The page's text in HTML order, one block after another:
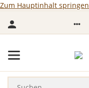
Zum Hauptinhalt springen